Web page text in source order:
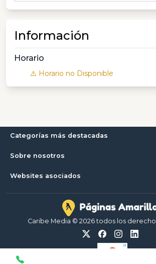
Información
Horario
⚠️ Horario no Disponible
Categorías más destacadas
Sobre nosotros
Websites asociados
Caribe Media © 2026 todos los